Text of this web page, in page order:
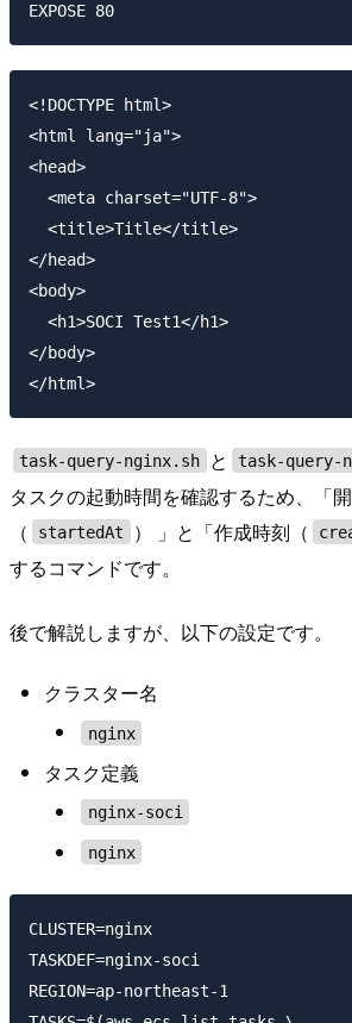
<!DOCTYPE html>
<html lang="ja">
<head>
  <meta charset="UTF-8">
  <title>Title</title>
</head>
<body>
  <h1>SOCI Test1</h1>
</body>
task-query-nginx.sh と task-query-
タスクの起動時間を確認するため、「
（
startedAt ） 」と「作成時刻（
するコマンドです。
後で解説しますが、以下の設定です。
クラスター名
nginx
タスク定義
nginx-soci
nginx
CLUSTER=nginx
TASKDEF=nginx-soci
REGION=ap-northeast-1